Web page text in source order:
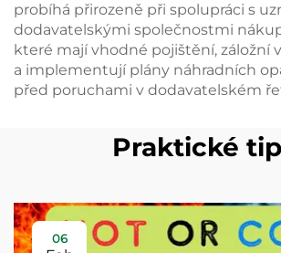
probíhá přirozeně při spolupráci s
dodavatelskými společnostmi
které mají vhodné pojištění, záložní
a implementují plány náhradních
před poruchami v dodavatelském
Praktické
06